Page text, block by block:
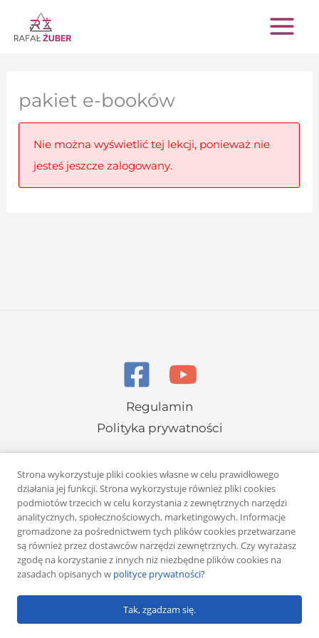
Przejdź
do
pakiet e-booków
Nie można wyświetlić tej lekcji, ponieważ nie
jesteś jeszcze zalogowany.
Regulamin
Polityka prywatności
Copyright © 2026 Rafał Żuber
Powered byKlub eMarketera
Strona wykorzystuje pliki cookies własne w celu prawidłowego
działania jej funkcji. Strona wykorzystuje również pliki cookies
podmiotów trzecich w celu korzystania z zewnętrznych narzędzi
analitycznych, społecznościowych, marketingowych. Informacje
gromadzone za pośrednictwem tych plików cookies przetwarzane
są również przez dostawców narzędzi zewnętrznych. Czy wyrażasz
zgodę na korzystanie z innych niż niezbędne plików cookies na
zasadach opisanych w polityce prywatności?
Tak, zgadzam się.